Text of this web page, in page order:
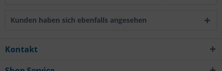
Kunden haben sich ebenfalls angesehen
Kontakt